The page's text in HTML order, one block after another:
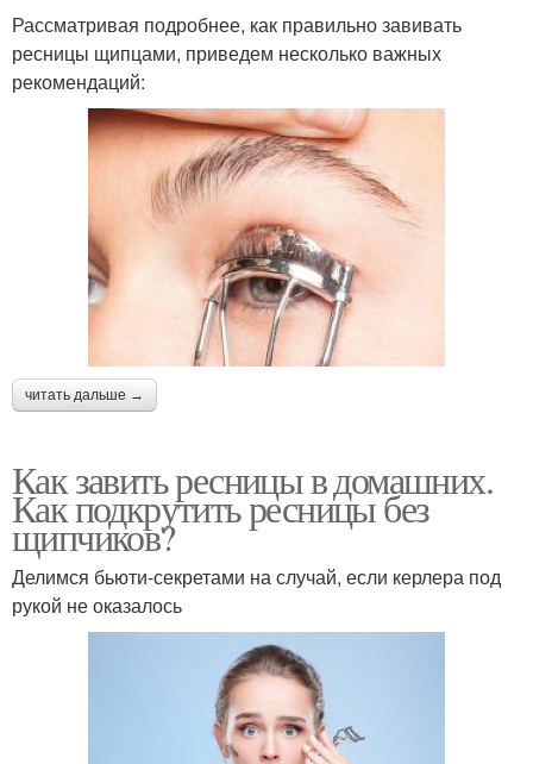
Рассматривая подробнее, как правильно завивать
ресницы щипцами, приведем несколько важных
рекомендаций:
читать дальше →
Как завить ресницы в домашних.
Как подкрутить ресницы без
щипчиков?
Делимся бьюти-секретами на случай, если керлера под
рукой не оказалось